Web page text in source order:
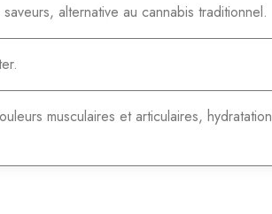
alternative au cannabis traditionnel.
musculaires et articulaires, hydratation